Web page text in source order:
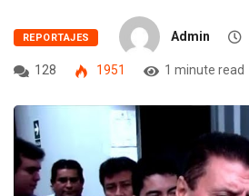
REPORTAJES Admin
128 1951 1 minute read